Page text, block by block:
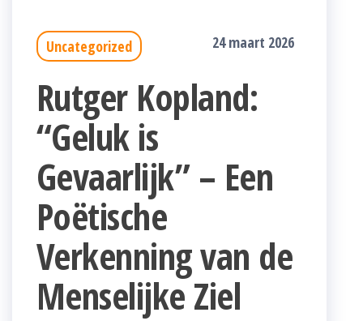
Uncategorized 24 maart 2026
Rutger Kopland:
“Geluk is
Gevaarlijk” – Een
Poëtische
Verkenning van de
Menselijke Ziel